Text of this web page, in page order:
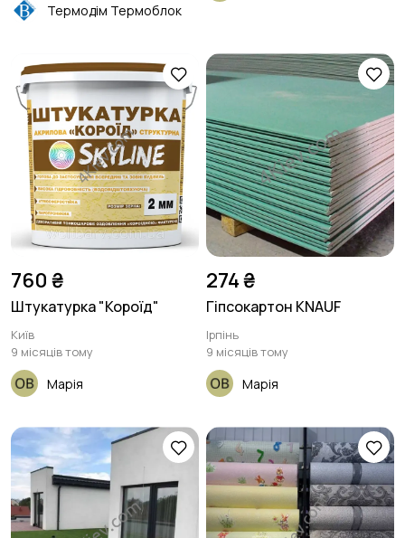
Термодім Термоблок
760 ₴
Штукатурка "Короїд"
Київ
9 місяців тому
Марія
274 ₴
Гіпсокартон KNAUF
Ірпінь
9 місяців тому
Марія